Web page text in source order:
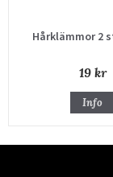
Hårklämmor 2
19 kr
Info